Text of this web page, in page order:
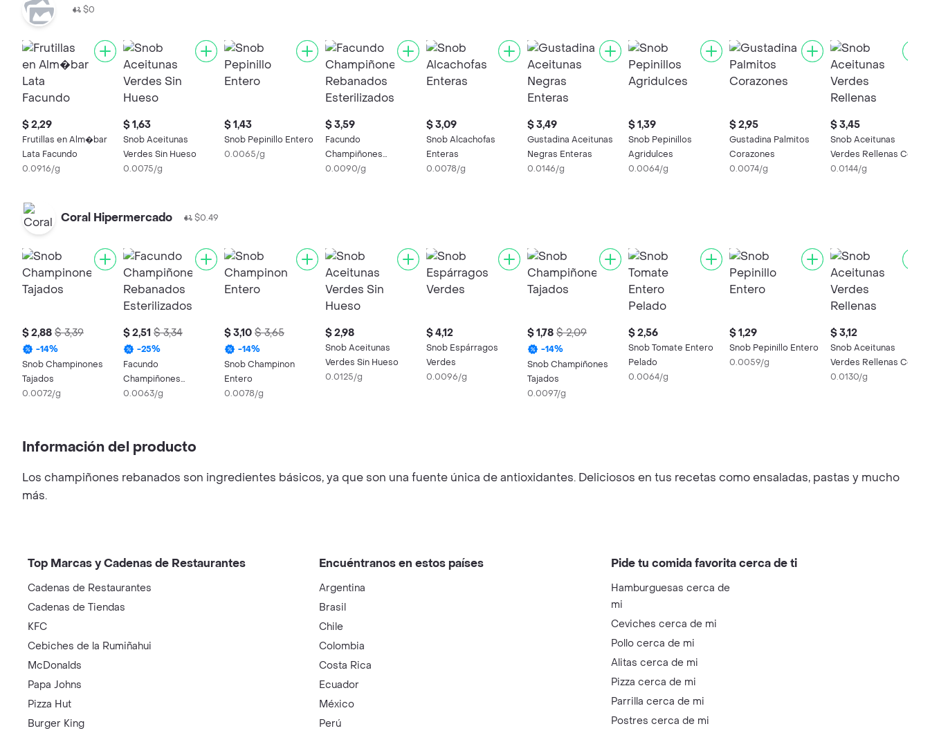
$0
$ 2,29
Frutillas en Alm�bar
Lata Facundo
0.0916/g
$ 1,63
Snob Aceitunas
Verdes Sin Hueso
0.0075/g
$ 1,43
Snob Pepinillo Entero
0.0065/g
$ 3,59
Facundo
Champiñones
Rebanados
0.0090/g
$ 3,09
Snob Alcachofas
Enteras
0.0078/g
$ 3,49
Gustadina Aceitunas
Negras Enteras
0.0146/g
$ 1,39
Snob Pepinillos
Agridulces
0.0064/g
$ 2,95
Gustadina Palmitos
Corazones
0.0074/g
$ 3,45
Snob Aceitunas
Verdes Rellenas Con
Pimiento
0.0144/g
Coral Hipermercado $0.49
$ 2,88 $ 3,39
-14%
Snob Champinones
Tajados
0.0072/g
$ 2,51 $ 3,34
-25%
Facundo
Champiñones
Rebanados
0.0063/g
$ 3,10 $ 3,65
-14%
Snob Champinon
Entero
0.0078/g
$ 2,98
Snob Aceitunas
Verdes Sin Hueso
0.0125/g
$ 4,12
Snob Espárragos
Verdes
0.0096/g
$ 1,78 $ 2,09
-14%
Snob Champiñones
Tajados
0.0097/g
$ 2,56
Snob Tomate Entero
Pelado
0.0064/g
$ 1,29
Snob Pepinillo Entero
0.0059/g
$ 3,12
Snob Aceitunas
Verdes Rellenas Con
Pimiento
0.0130/g
Información del producto
Los champiñones rebanados son ingredientes básicos, ya que son una fuente única de antioxidantes. Deliciosos en tus recetas como ensaladas, pastas y mucho
más.
Top Marcas y Cadenas de Restaurantes
Cadenas de Restaurantes
Cadenas de Tiendas
KFC
Cebiches de la Rumiñahui
McDonalds
Papa Johns
Pizza Hut
Burger King
Encuéntranos en estos países
Argentina
Brasil
Chile
Colombia
Costa Rica
Ecuador
México
Perú
Pide tu comida favorita cerca de ti
Hamburguesas cerca de
mi
Ceviches cerca de mi
Pollo cerca de mi
Alitas cerca de mi
Pizza cerca de mi
Parrilla cerca de mi
Postres cerca de mi